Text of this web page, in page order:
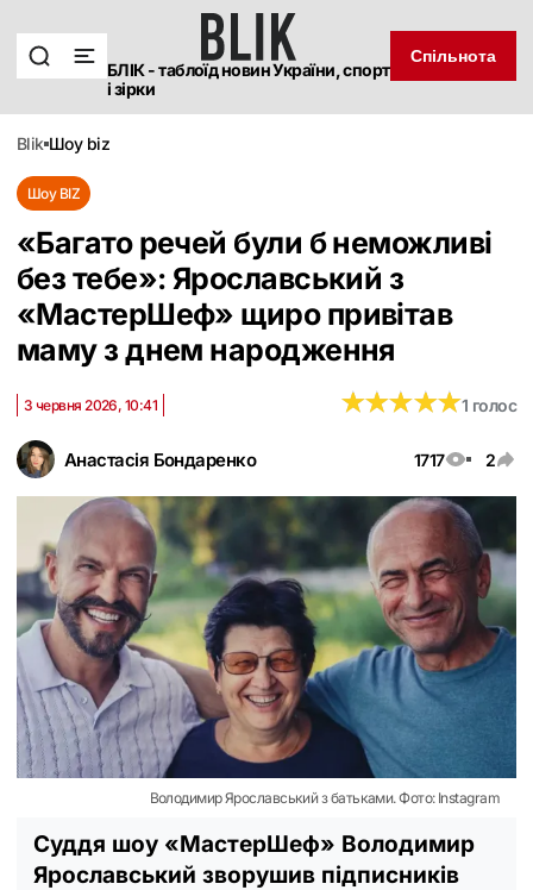
БЛІК - таблоїд новин України, спорт
і зірки
Спільнота
blik шоу biz
Шоу BIZ
«Багато речей були б неможливі
без тебе‎»: Ярославський з
«‎МастерШеф» щиро привітав
маму з днем народження
Анастасія Бондаренко 1717 2
3 червня 2026, 10:41 ★★★★★
★★★★★1 голос
Володимир Ярославський з батьками. Фото: Instagram
Суддя шоу «МастерШеф» Володимир
Ярославський зворушив підписників